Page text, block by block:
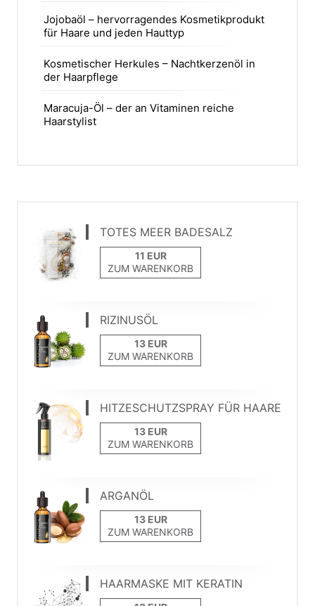
Jojobaöl – hervorragendes Kosmetikprodukt
für Haare und jeden Hauttyp
Kosmetischer Herkules – Nachtkerzenöl in
der Haarpflege
Maracuja-Öl – der an Vitaminen reiche
Haarstylist
TOTES MEER BADESALZ
ZUM WARENKORB
RIZINUSÖL
ZUM WARENKORB
HITZESCHUTZSPRAY FÜR HAARE
ZUM WARENKORB
ARGANÖL
ZUM WARENKORB
HAARMASKE MIT KERATIN